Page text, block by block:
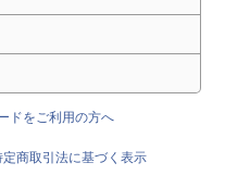
ドをご利用の方へ
定商取引法に基づく表示